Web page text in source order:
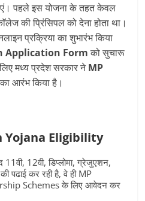
पहले इस योजना के तहत केवल
की प्रिंसिपल को देना होता था।
प्रक्रिया का शुभारंभ किया
Application Formको सुचारू
मध्य प्रदेश सरकार नेMP
का आरंभ किया है।
Yojana Eligibility
11वी, 12वी, डिप्लोमा, ग्रेजुएशन,
पढाई कर रही है, वे ही MP
Schemes के लिए आवेदन कर